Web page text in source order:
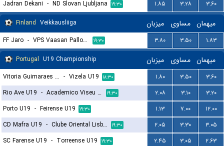
Jadran Dekani - ND Slovan Ljubljana ۱۹:۳۰ ۱.۸۵ ۳.۲۸
۳.۶۰
Finland Veikkausliiga میزبان مساوی میهمان
FF Jaro - VPS Vaasan Palloseura ۱۹:۳۰ ۳.۸۰ ۳.۵۰
۱.۸۳
Portugal U19 Championship میزبان مساوی میهمان
Vitoria Guimaraes U19 - Vizela U19 ۱۸:۳۰ ۱.۸۰ ۳.۵۰
۳.۶۰
Rio Ave U19 - Academico Viseu U19 ۱۹:۳۰ ۲.۰۸ ۳.۱۰
۳.۲۰
Porto U19 - Feirense U19 ۱۹:۳۰ ۱.۱۳ ۷.۰۰
۱۲.۰۰
CD Mafra U19 - Clube Oriental Lisboa U19 ۱۹:۳۰ ۲.۰۵ ۳.۳۰
۳.۰۵
SC Farense U19 - Torreense U19 ۱۹:۳۰ ۲.۴۵ ۳.۰۵
۲.۶۳